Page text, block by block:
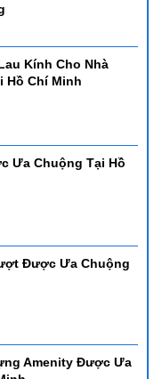
và giữ ấm thức ăn
khung nồi bằng inox và
biết đến là một loại
cầm hình chữ U. Loại
nhiệt tốt và độ bền cực
khi tiếp xúc với thực
Kính Cho Nhà
Hồ Chí Minh
Ưa Chuộng Tại Hồ
Được Ưa Chuộng
Amenity Được Ưa